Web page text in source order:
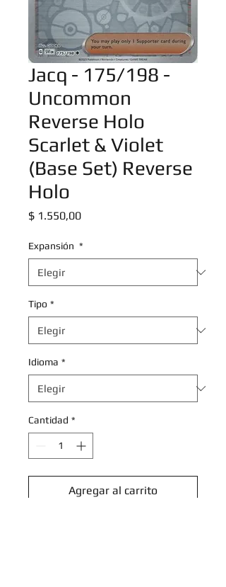
Jacq - 175/198 -
Uncommon
Reverse Holo
Scarlet & Violet
(Base Set) Reverse
Holo
$ 1.550,00Precio
Expansión *
Tipo *
Idioma *
Cantidad *
Agregar al carrito